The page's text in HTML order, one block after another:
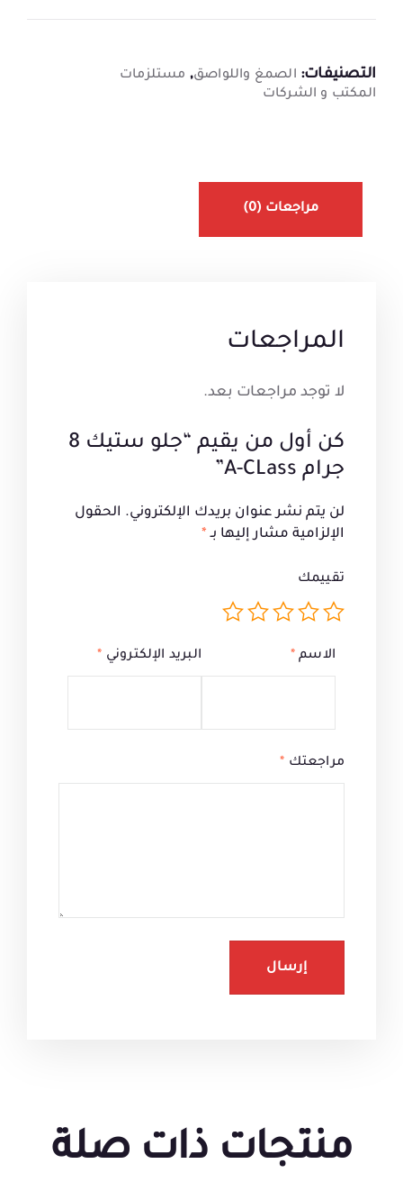
التصنيفات: الصمغ واللواصق, مستلزمات
المكتب و الشركات
مراجعات (0)
المراجعات
لا توجد مراجعات بعد.
كن أول من يقيم “جلو ستيك 8
جرام A-CLass”
لن يتم نشر عنوان بريدك الإلكتروني. الحقول
الإلزامية مشار إليها بـ *
تقييمك
مراجعتك *
الاسم* البريد الإلكتروني *
منتجات ذات صلة